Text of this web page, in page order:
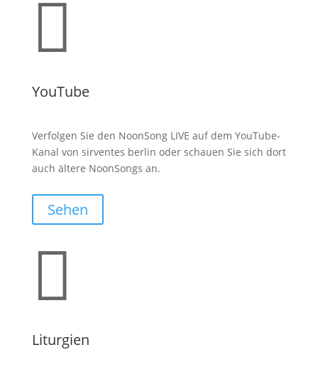

YouTube
Verfolgen Sie den NoonSong LIVE auf dem YouTube-
Kanal von sirventes berlin oder schauen Sie sich dort
auch ältere NoonSongs an.
Sehen

Liturgien